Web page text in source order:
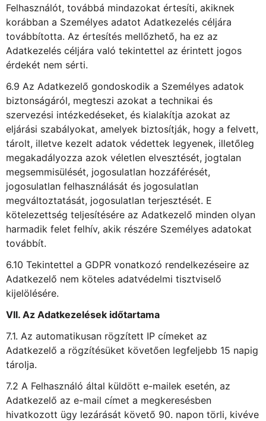
Felhasználót, továbbá mindazokat értesíti, akiknek
korábban a Személyes adatot Adatkezelés céljára
továbbította. Az értesítés mellőzhető, ha ez az
Adatkezelés céljára való tekintettel az érintett jogos
érdekét nem sérti.
6.9 Az Adatkezelő gondoskodik a Személyes adatok
biztonságáról, megteszi azokat a technikai és
szervezési intézkedéseket, és kialakítja azokat az
eljárási szabályokat, amelyek biztosítják, hogy a felvett,
tárolt, illetve kezelt adatok védettek legyenek, illetőleg
megakadályozza azok véletlen elvesztését, jogtalan
megsemmisülését, jogosulatlan hozzáférését,
jogosulatlan felhasználását és jogosulatlan
megváltoztatását, jogosulatlan terjesztését. E
kötelezettség teljesítésére az Adatkezelő minden olyan
harmadik felet felhív, akik részére Személyes adatokat
továbbít.
6.10 Tekintettel a GDPR vonatkozó rendelkezéseire az
Adatkezelő nem köteles adatvédelmi tisztviselő
kijelölésére.
VII. Az Adatkezelések időtartama
7.1. Az automatikusan rögzített IP címeket az
Adatkezelő a rögzítésüket követően legfeljebb 15 napig
tárolja.
7.2 A Felhasználó által küldött e-mailek esetén, az
Adatkezelő az e-mail címet a megkeresésben
hivatkozott ügy lezárását követő 90. napon törli, kivéve